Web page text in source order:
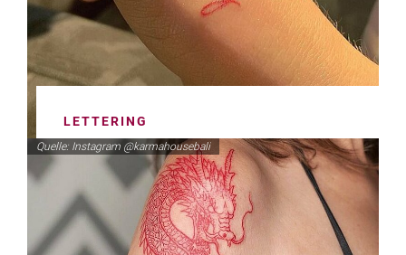
LETTERING
Quelle: Instagram @karmahousebali